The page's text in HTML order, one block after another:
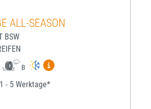
ALL-SEASON
BSW
B
Mehr Informationen zum
- 5 Werktage*